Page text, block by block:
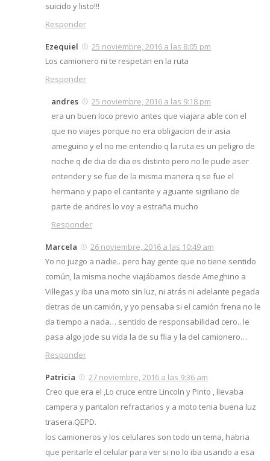
suicido y listo!!!
Responder
Ezequiel
25 noviembre, 2016 a las 8:05 pm
Los camionero ni te respetan en la ruta
Responder
andres
25 noviembre, 2016 a las 9:18 pm
era un buen loco previo antes que viajara able con el
que no viajes porque no era obligacion de ir asia
ameguino y el no me entendio q la ruta es un peligro de
noche q de dia de dia es distinto pero no le pude aser
entender y se fue de la misma manera q se fue el
hermano y papo el cantante y aguante sigriliano de
parte de andres lo voy a estraña mucho
Responder
Marcela
26 noviembre, 2016 a las 10:49 am
Yo no juzgo a nadie.. pero hay gente que no tiene sentido
común, la misma noche viajábamos desde Ameghino a
Villegas y iba una moto sin luz, ni atrás ni adelante pegada
detras de un camión, y yo pensaba si el camión frena no le
da tiempo a nada… sentido de responsabilidad cero.. le
pasa algo jode su vida la de su flia y la del camionero…
Responder
Patricia
27 noviembre, 2016 a las 9:36 am
Creo que era el ,Lo cruce entre Lincoln y Pinto , llevaba
campera y pantalon refractarios y a moto tenia buena luz
trasera.QEPD.
los camioneros y los celulares son todo un tema, habria
que peritarle el celular para ver si no lo iba usando a esa